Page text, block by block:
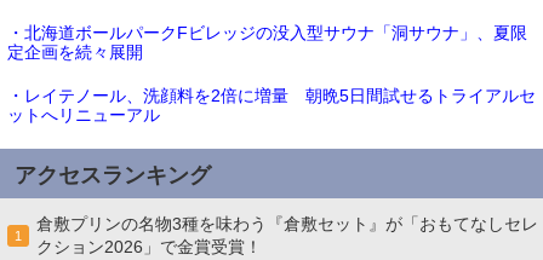
・北海道ボールパークFビレッジの没入型サウナ「洞サウナ」、夏限
定企画を続々展開
・レイテノール、洗顔料を2倍に増量 朝晩5日間試せるトライアルセ
ットへリニューアル
アクセスランキング
1
倉敷プリンの名物3種を味わう『倉敷セット』が「おもてなしセレ
クション2026」で金賞受賞！